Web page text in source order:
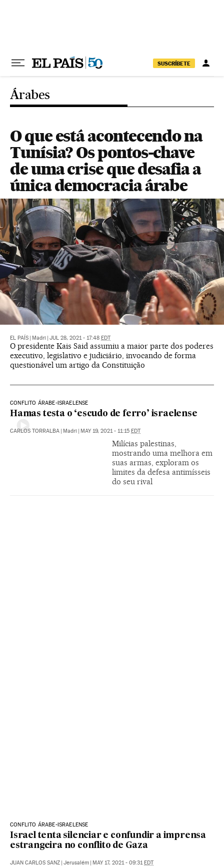
SUSCRÍBETE
Árabes
O que está acontecendo na
Tunísia? Os pontos-chave
de uma crise que desafia a
única democracia árabe
EL PAÍS Madri JUL 28, 2021 - 17:48 EDT
O presidente Kais Said assumiu a maior parte dos poderes
executivo, legislativo e judiciário, invocando de forma
questionável um artigo da Constituição
CONFLITO ÁRABE-ISRAELENSE
Hamas testa o ‘escudo de ferro’ israelense
CARLOS TORRALBA Madri MAY 19, 2021 - 11:15 EDT
Milícias palestinas,
mostrando uma melhora em
suas armas, exploram os
limites da defesa antimísseis
do seu rival
CONFLITO ÁRABE-ISRAELENSE
Israel tenta silenciar e confundir a imprensa
estrangeira no conflito de Gaza
JUAN CARLOS SANZ Jerusalém MAY 17, 2021 - 09:31 EDT